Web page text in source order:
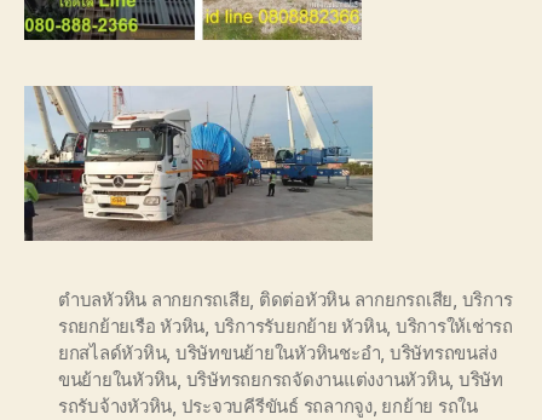
ตำบลหัวหิน ลากยกรถเสีย, ติดต่อหัวหิน ลากยกรถเสีย, บริการ
รถยกย้ายเรือ หัวหิน, บริการรับยกย้าย หัวหิน, บริการให้เช่ารถ
ยกสไลด์หัวหิน, บริษัทขนย้ายในหัวหินชะอำ, บริษัทรถขนส่ง
ขนย้ายในหัวหิน, บริษัทรถยกรถจัดงานแต่งงานหัวหิน, บริษัท
รถรับจ้างหัวหิน, ประจวบคีรีขันธ์ รถลากจูง, ยกย้าย รถใน